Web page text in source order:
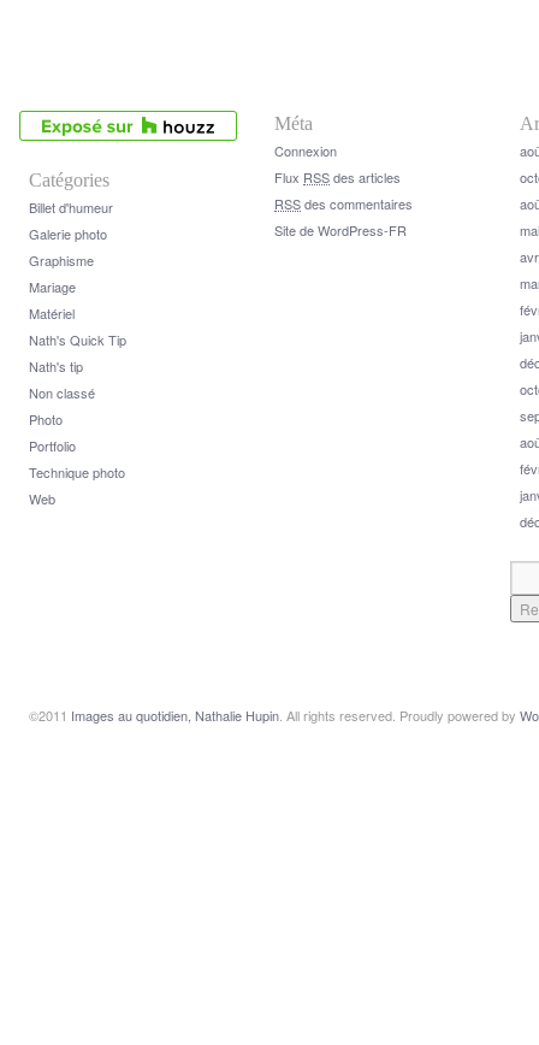
Catégories
Billet d'humeur
Galerie photo
Graphisme
Mariage
Matériel
Nath's Quick Tip
Nath's tip
Non classé
Photo
Portfolio
Technique photo
Web
Méta
Connexion
Flux RSSdes articles
RSSdes commentaires
Site de WordPress-FR
©2011 Images au quotidien, Nathalie Hupin . All rights reserved. Proudly powered by